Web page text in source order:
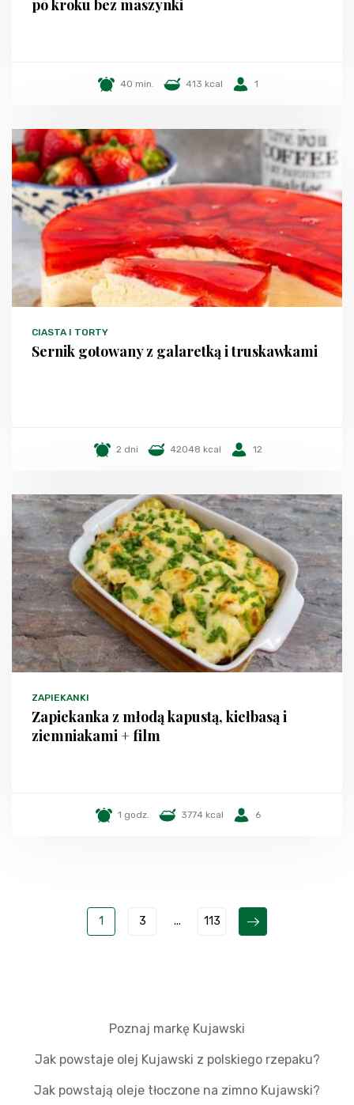
po kroku bez maszynki
40 min. 413 kcal 1
CIASTA I TORTY
Sernik gotowany z galaretką i truskawkami
2 dni 42048 kcal 12
ZAPIEKANKI
Zapiekanka z młodą kapustą, kiełbasą i
ziemniakami + film
1 godz. 3774 kcal 6
1 3 ... 113
Poznaj markę Kujawski
Jak powstaje olej Kujawski z polskiego rzepaku?
Jak powstają oleje tłoczone na zimno Kujawski?